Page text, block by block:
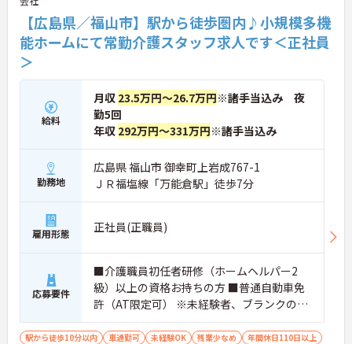
【広島県／福山市】駅から徒歩圏内♪小規模多機
能ホームにて常勤介護スタッフ求人です＜正社員
＞
給料
月収 23.5万円～26.7万円※諸手当込み 夜
勤5回
年収 292万円～331万円※諸手当込み
勤務地
広島県 福山市 御幸町上岩成767-1
ＪＲ福塩線「万能倉駅」徒歩7分
雇用形態 正社員(正職員)
応募要件
■介護職員初任者研修（ホームヘルパー2
級）以上の資格お持ちの方 ■普通自動車免
許（AT限定可） ※未経験者、ブランクのあ
る方応相談
駅から徒歩10分以内 車通勤可 未経験OK 残業少なめ
年間休日110日以上